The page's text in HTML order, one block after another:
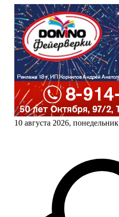
10 августа 2026, понедельник